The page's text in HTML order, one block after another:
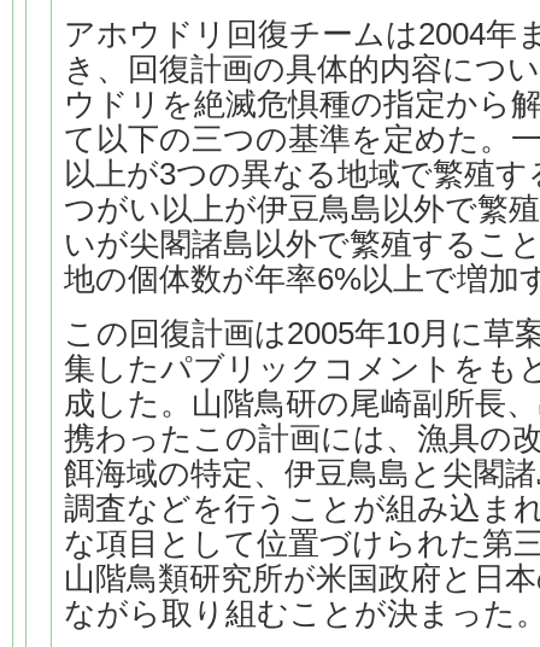
アホウドリ回復チームは2004年
き、回復計画の具体的内容につ
ウドリを絶滅危惧種の指定から
て以下の三つの基準を定めた。
以上が3つの異なる地域で繁殖
つがい以上が伊豆鳥島以外で繁
いが尖閣諸島以外で繁殖するこ
地の個体数が年率6%以上で増加
この回復計画は2005年10月に草
集したパブリックコメントをも
成した。山階鳥研の尾崎副所長
携わったこの計画には、漁具の
餌海域の特定、伊豆鳥島と尖閣
調査などを行うことが組み込ま
な項目として位置づけられた第
山階鳥類研究所が米国政府と日
ながら取り組むことが決まった